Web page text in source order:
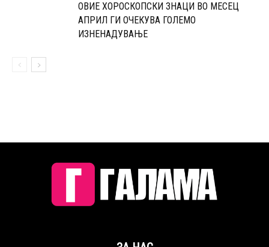
ОВИЕ ХОРОСКОПСКИ ЗНАЦИ ВО МЕСЕЦ
АПРИЛ ГИ ОЧЕКУВА ГОЛЕМО
ИЗНЕНАДУВАЊЕ